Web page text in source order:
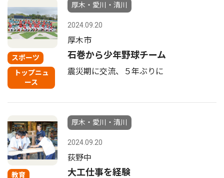
スポーツ
トップニュ
ース
厚木・愛川・清川
2024.09.20
厚木市
石巻から少年野球チーム
震災期に交流、５年ぶりに
教育
厚木・愛川・清川
2024.09.20
荻野中
大工仕事を経験